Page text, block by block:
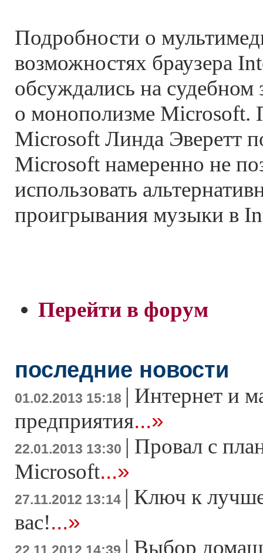
Подробности о
возможностях браузера
обсуждались на судебном
о монополизме Microsoft.
Microsoft Линда Эверетт
Microsoft намеренно не
использовать
проигрывания музыки в
Перейти в форум
последние новости
01.02.2013 15:18 | Интернет и
предприятия...»
22.01.2013 13:30 | Провал с
Microsoft...»
27.11.2012 13:14 | Ключ к
вас!...»
| Выбор